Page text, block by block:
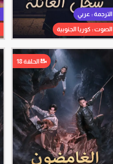
الترجمة : عربي
الصوت : كوريا الجنوبية
الحلقة 18